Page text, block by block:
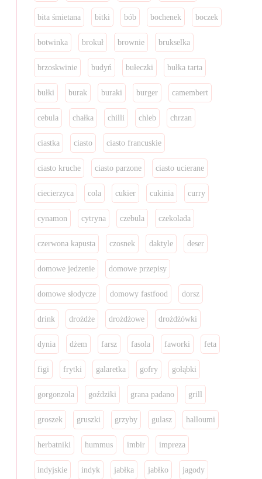
bita śmietana bitki bób bochenek boczek
botwinka brokuł brownie brukselka
brzoskwinie budyń bułeczki bułka tarta
bułki burak buraki burger camembert
cebula chałka chilli chleb chrzan
ciastka ciasto ciasto francuskie
ciasto kruche ciasto parzone ciasto ucierane
ciecierzyca cola cukier cukinia curry
cynamon cytryna czebula czekolada
czerwona kapusta czosnek daktyle deser
domowe jedzenie domowe przepisy
domowe słodycze domowy fastfood dorsz
drink drożdże drożdżowe drożdżówki
dynia dżem farsz fasola faworki feta
figi frytki galaretka gofry gołąbki
gorgonzola goździki grana padano grill
groszek gruszki grzyby gulasz halloumi
herbatniki hummus imbir impreza
indyjskie indyk jabłka jabłko jagody